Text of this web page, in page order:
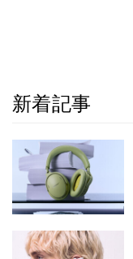
新着記事